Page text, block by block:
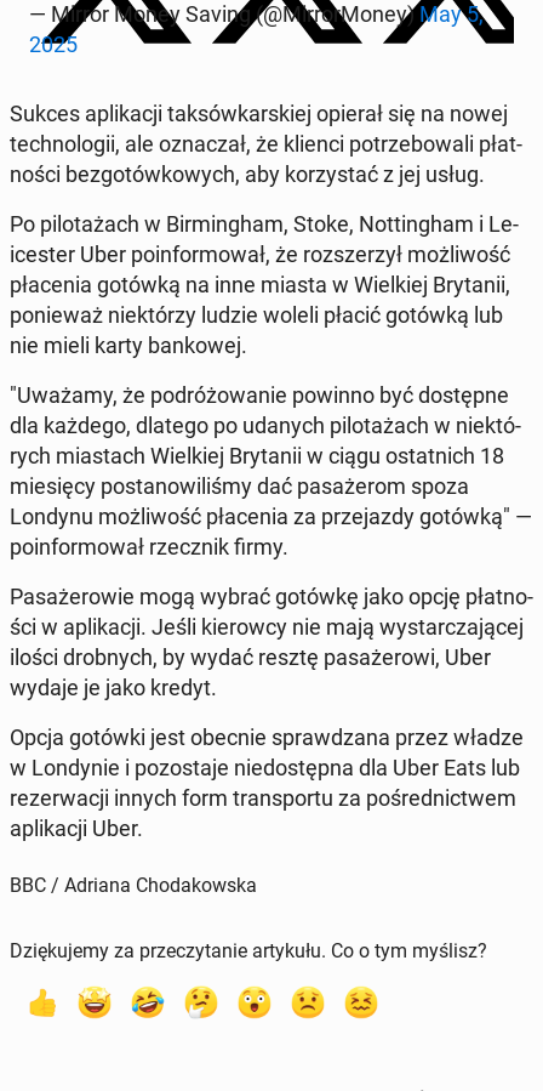
— Mirror Money Saving (@Mir­ror­Mo­ney)May 5,
2025
Sukces apli­ka­cji tak­sów­kar­skiej opierał się na nowej
tech­no­lo­gii, ale ozna­czał, że klienci po­trze­bo­wa­li płat­
no­ści bez­go­tów­ko­wych, aby ko­rzy­stać z jej usług.
Po pi­lo­ta­żach w Bir­ming­ham, Stoke, Not­tin­gham i Le­
ice­ster Uber po­in­for­mo­wał, że roz­sze­rzył moż­li­wość
pła­ce­nia gotówką na inne miasta w Wiel­kiej Bry­ta­nii,
po­nie­waż nie­któ­rzy ludzie woleli płacić gotówką lub
nie mieli karty ban­ko­wej.
"Uważamy, że po­dró­żo­wa­nie powinno być do­stęp­ne
dla każdego, dlatego po udanych pi­lo­ta­żach w nie­któ­
rych mia­stach Wiel­kiej Bry­ta­nii w ciągu ostat­nich 18
mie­się­cy po­sta­no­wi­li­śmy dać pa­sa­że­rom spoza
Londynu moż­li­wość pła­ce­nia za prze­jaz­dy gotówką" —
po­in­for­mo­wał rzecz­nik firmy.
Pa­sa­że­ro­wie mogą wybrać gotówkę jako opcję płat­no­
ści w apli­ka­cji. Jeśli kie­row­cy nie mają wy­star­cza­ją­cej
ilości drob­nych, by wydać resztę pa­sa­że­ro­wi, Uber
wydaje je jako kredyt.
Opcja gotówki jest obecnie spraw­dza­na przez władze
w Lon­dy­nie i po­zo­sta­je nie­do­stęp­na dla Uber Eats lub
re­zer­wa­cji innych form trans­por­tu za po­śred­nic­twem
apli­ka­cji Uber.
BBC / Adriana Chodakowska
Dziękujemy za przeczytanie artykułu. Co o tym myślisz?